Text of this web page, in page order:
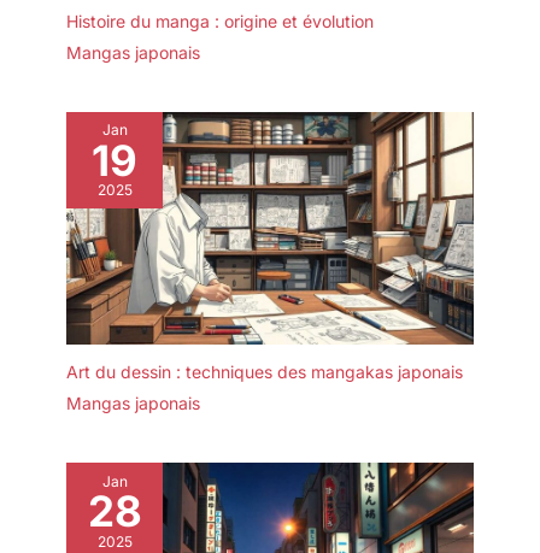
Histoire du manga : origine et évolution
Mangas japonais
Jan
19
2025
Art du dessin : techniques des mangakas japonais
Mangas japonais
Jan
28
2025